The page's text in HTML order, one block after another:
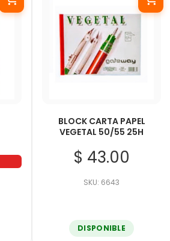
BLOCK CARTA PAPEL
VEGETAL 50/55 25H
$ 43.00
SKU: 6643
DISPONIBLE